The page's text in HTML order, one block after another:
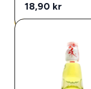
18,90 kr